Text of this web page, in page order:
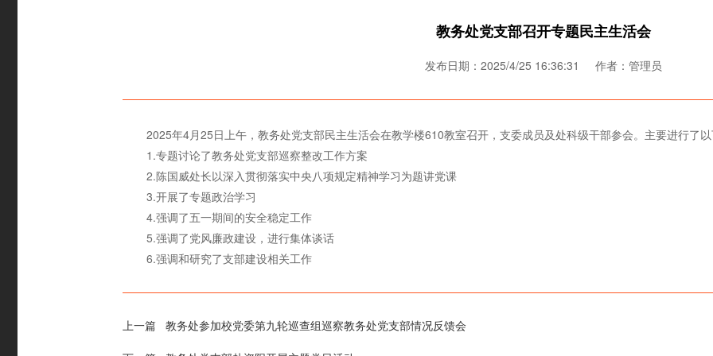
教务处党支部召开专题民主生活会
发布日期：2025/4/25 16:36:31 作者：管理员
2025年4月25日上午，教务处党支部民主生活会在教学楼610教室召开，支委成员及处科级干部参会。主要进行了以
1.专题讨论了教务处党支部巡察整改工作方案
2.陈国威处长以深入贯彻落实中央八项规定精神学习为题讲党课
3.开展了专题政治学习
4.强调了五一期间的安全稳定工作
5.强调了党风廉政建设，进行集体谈话
6.强调和研究了支部建设相关工作
上一篇 教务处参加校党委第九轮巡查组巡察教务处党支部情况反馈会